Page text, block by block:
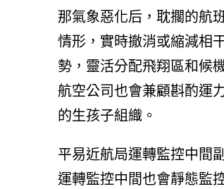
那氣象惡化后，耽擱的航
情形，實時撤消或縮減相
勢，靈活分配飛翔區和候
航空公司也會兼顧斟酌運
的生孩子組織。
平易近航局運轉監控中間
運轉監控中間也會靜態監